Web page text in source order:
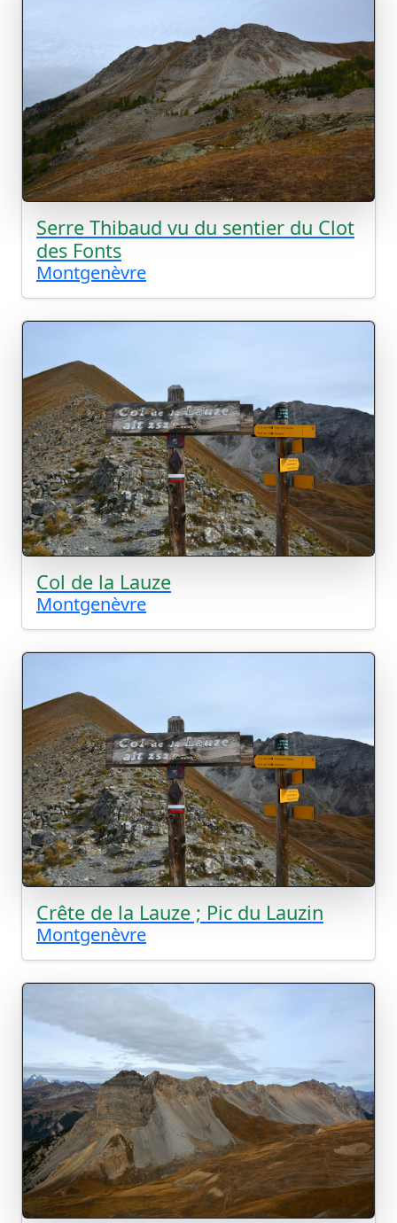
Serre Thibaud vu du sentier du Clot
des Fonts
Montgenèvre
Col de la Lauze
Montgenèvre
Crête de la Lauze ; Pic du Lauzin
Montgenèvre